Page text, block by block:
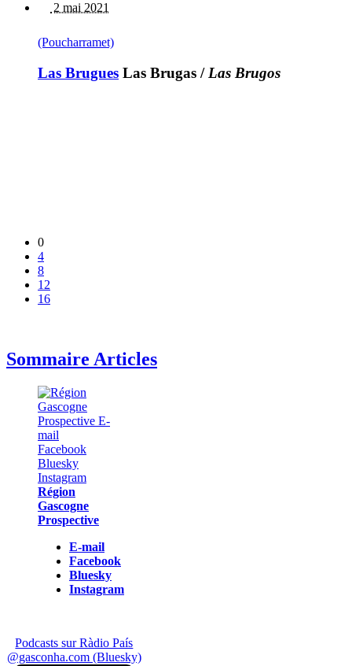
2 mai 2021
(Poucharramet)
Las Brugues Las Brugas / Las Brugos
0
4
8
12
16
Sommaire Articles
Région
Gascogne
Prospective
E-mail
Facebook
Bluesky
Instagram
Podcasts sur Ràdio País
@gasconha.com (Bluesky)